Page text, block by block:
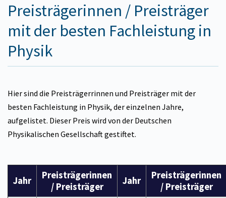
Preisträgerinnen / Preisträger
mit der besten Fachleistung in
Physik
Hier sind die Preisträgerrinnen und Preisträger mit der
besten Fachleistung in Physik, der einzelnen Jahre,
aufgelistet. Dieser Preis wird von der Deutschen
Physikalischen Gesellschaft gestiftet.
Jahr
Preisträgerinnen
/ Preisträger
Jahr
Preisträgerinnen
/ Preisträger